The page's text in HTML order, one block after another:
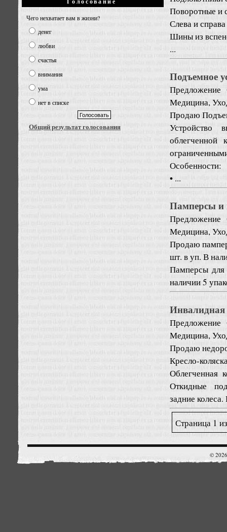
Чего нехватает вам в жизни?
денег
любви
счастья
внимания
ума
нет в списке
Общий результат голосования
Поворотные и
Слева и
Шины из
...
Подъемное
Предложение
Медицина,
Продаю
Устройство
Особенности:
• ...
Памперсы и
Предложение
Медицина,
Продаю
шт. в уп. В
Памперсы
наличии 5
Инвалидная
Предложение
Медицина,
Продаю
Кресло-
Облегченная
Откидные
задние
Страница 1
©